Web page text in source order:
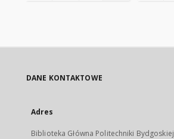
DANE KONTAKTOWE
Adres
Biblioteka Główna Politechniki Bydgoskiej